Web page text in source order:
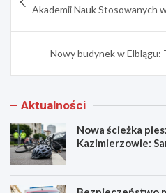
wpisu
Akademii Nauk Stosowanych
Nowy budynek w Elblągu:
Aktualności
Nowa ścieżka
Kazimierzowie: